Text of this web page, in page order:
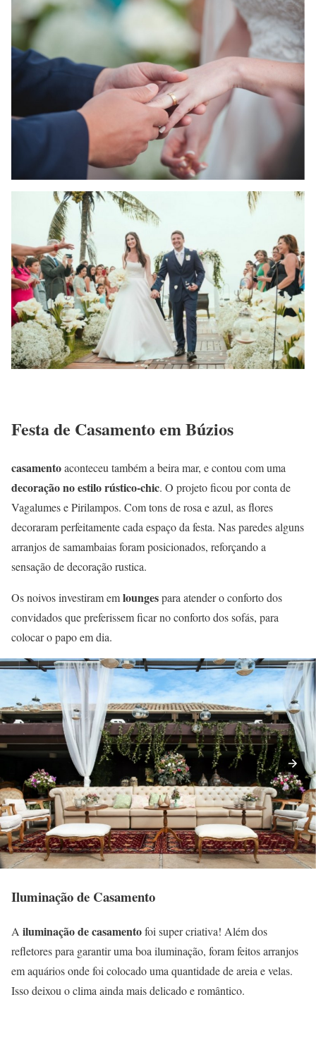
Festa de Casamento em Búzios
casamentoaconteceu também a beira mar, e contou com uma
decoração no estilo rústico-chic. O projeto ficou por conta de
Vagalumes e Pirilampos. Com tons de rosa e azul, as flores
decoraram perfeitamente cada espaço da festa. Nas paredes alguns
arranjos de samambaias foram posicionados, reforçando a
sensação de decoração rustica.
Os noivos investiram emloungespara atender o conforto dos
convidados que preferissem ficar no conforto dos sofás, para
colocar o papo em dia.
Iluminação de Casamento
A iluminação de casamentofoi super criativa! Além dos
refletores para garantir uma boa iluminação, foram feitos arranjos
em aquários onde foi colocado uma quantidade de areia e velas.
Isso deixou o clima ainda mais delicado e romântico.